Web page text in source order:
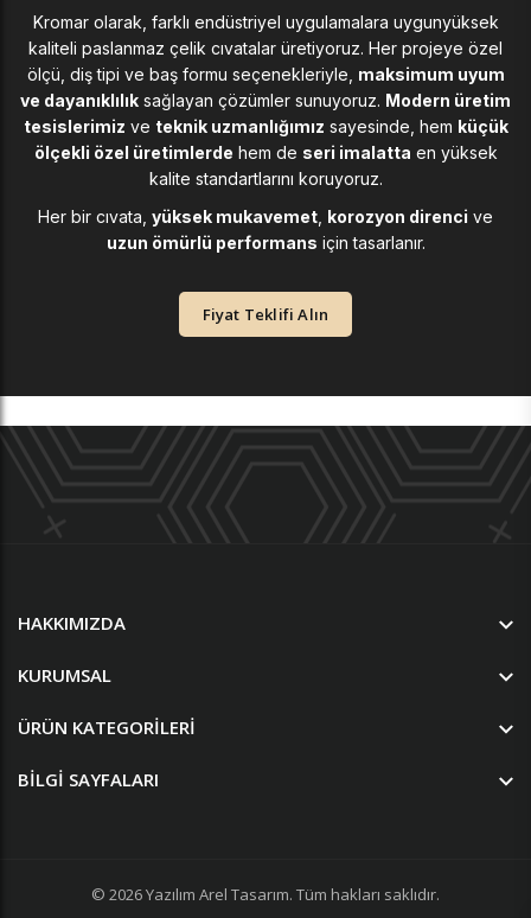
Kromar olarak, farklı endüstriyel uygulamalara uygunyüksek
kaliteli paslanmaz çelik cıvatalar üretiyoruz. Her projeye özel
ölçü, diş tipi ve baş formu seçenekleriyle, maksimum uyum
ve dayanıklılık sağlayan çözümler sunuyoruz. Modern üretim
tesislerimiz ve teknik uzmanlığımız sayesinde, hem küçük
ölçekli özel üretimlerde hem de seri imalatta en yüksek
kalite standartlarını koruyoruz.
Her bir cıvata, yüksek mukavemet korozyon direnci ve
uzun ömürlü performans için tasarlanır.
Fiyat Teklifi Alın
HAKKIMIZDA
KURUMSAL
ÜRÜN KATEGORILERI
BILGI SAYFALARI
© 2026Yazılım Arel Tasarım. Tüm hakları saklıdır.